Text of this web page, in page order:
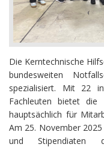
Die Kerntechnische
bundesweiten
spezialisiert. Mit 22
Fachleuten bietet die
hauptsächlich für
Am 25. November
und Stipendiaten